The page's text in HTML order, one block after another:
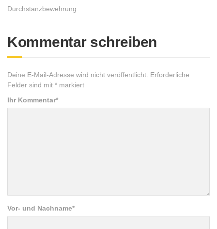
Durchstanzbewehrung
Kommentar schreiben
Deine E-Mail-Adresse wird nicht veröffentlicht. Erforderliche
Felder sind mit * markiert
Ihr Kommentar*
Vor- und Nachname*